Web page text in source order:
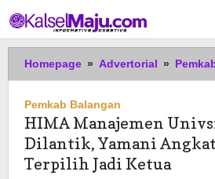
ke
konten
Homepage » Advertorial »
Pemkab Balangan
HIMA Manajemen
Dilantik, Yamani
Terpilih Jadi Ketua